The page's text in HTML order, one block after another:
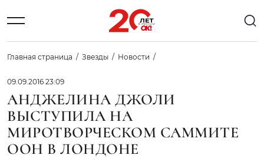
Главная страница Звезды Новости
09.09.2016 23:09
АНДЖЕЛИНА ДЖОЛИ
ВЫСТУПИЛА НА
МИРОТВОРЧЕСКОМ САММИТЕ
ООН В ЛОНДОНЕ